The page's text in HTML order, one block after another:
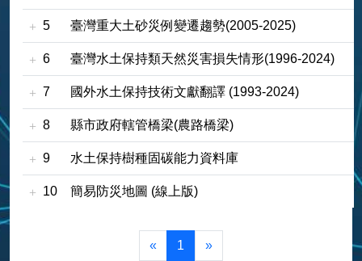
5 臺灣重大土砂災例變遷趨勢(2005-2025)
6 臺灣水土保持類天然災害損失情形(1996-2024)
7 國外水土保持技術文獻翻譯 (1993-2024)
8 縣市政府轄管橋梁(農路橋梁)
9 水土保持樹種固碳能力資料庫
10 簡易防災地圖 (線上版)
« 1 »